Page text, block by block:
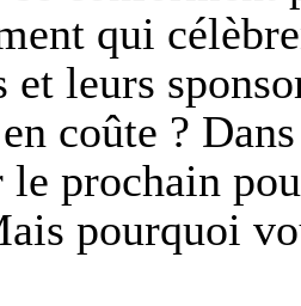
qui
et leurs
coûte ?
le prochain
pourquoi